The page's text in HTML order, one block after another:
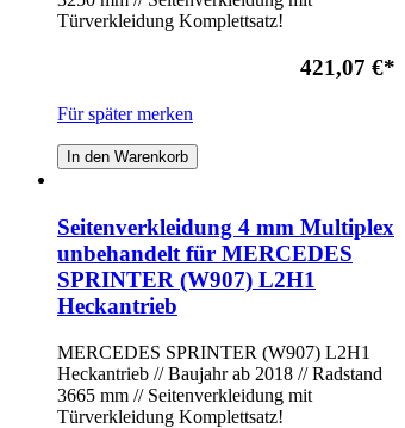
Türverkleidung Komplettsatz!
421,07 €*
Für später merken
In den Warenkorb
Seitenverkleidung 4 mm Multiplex
unbehandelt für MERCEDES
SPRINTER (W907) L2H1
Heckantrieb
MERCEDES SPRINTER (W907) L2H1
Heckantrieb // Baujahr ab 2018 // Radstand
3665 mm // Seitenverkleidung mit
Türverkleidung Komplettsatz!